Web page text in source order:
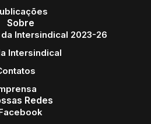
Sobre
Intersindical 2023-26
Intersindical
Redes